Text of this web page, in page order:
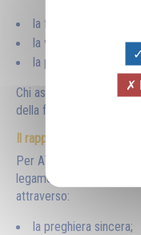
la fede indica la meta;
la volontà permette
la perseveranza
Chi aspetta miracoli
della fede.
Il rapporto con il divino
Per Aïvanhov la fede
legame cosciente con il
attraverso:
la preghiera sincera;